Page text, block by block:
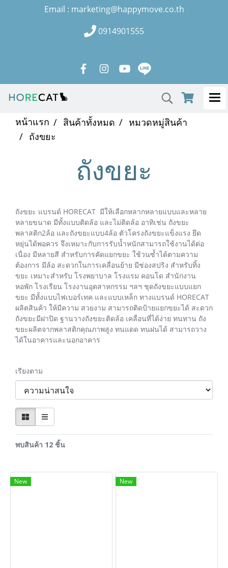
Email : marketing@happymove.co.th
0914901555
หน้าแรก สินค้าทั้งหมด
หมวดหมู่สินค้า
ถังขยะ
ถังขยะ
ถังขยะ แบรนด์ HORECAT มีให้เลือกหลากหลายแบบและหลาย
หลายขนาด มีทั้งแบบติดล้อ และไม่ติดล้อ อาทิเช่น ถังขยะ
พลาสติก2ล้อ และถังขยะแบบ4ล้อ ตัวโครงถังขยะแข็งแรง ยึด
หยุ่นได้พอควร จึงเหมาะกับการรับน้ำหนักสามารถใช้งานได้ต่อ
เนื่อง มีหลายสี สำหรับการคัดแยกขยะ ใช้วนซ้ำได้ตามความ
ต้องการ มีล้อ สะดวกในการเคลื่อนย้าย มีช่องสปริง สำหรับทิ้ง
ขยะ เหมาะสำหรับ โรงพยาบาล โรงแรม คอนโด สำนักงาน
หอพัก โรงเรียน โรงงานอุตสาหกรรม ฯลฯ ชุดถังขยะแบบแยก
ขยะ มีทั้งแบบไฟเบอร์เทค และแบบเหล็ก ทางแบรนด์ HORECAT
ผลิตสินค้า ให้มีความ สวยงาม สามารถติดป้ายแยกขยะได้ สะดวก
ถังขยะมีฝาปิด ฐานวางถังขยะติดล้อ เคลื่อนที่ได้ง่าย ทนทาน ถัง
ขยะผลิตจากพลาสติกคุณภาพสูง ทนแดด ทนฝนได้ สามารถวาง
ได้ในอาคารและนอกอาคาร
เรียงตาม
พบสินค้า 12 ชิ้น
New New